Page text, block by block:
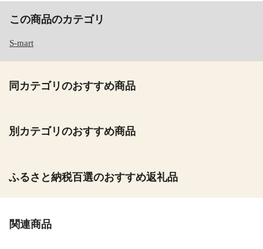
この商品のカテゴリ
S-mart
同カテゴリのおすすめ商品
別カテゴリのおすすめ商品
ふるさと納税百選のおすすめ返礼品
関連商品